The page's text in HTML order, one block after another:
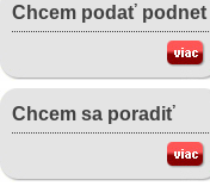
Chcem podať podnet
Chcem sa poradiť